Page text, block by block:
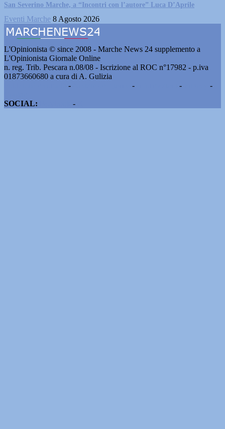
San Severino Marche, a “Incontri con l’autore” Luca D’Aprile
Eventi Marche 8 Agosto 2026
L'Opinionista © since 2008 - Marche News 24 supplemento a
L'Opinionista Giornale Online
n. reg. Trib. Pescara n.08/08 - Iscrizione al ROC n°17982 - p.iva
01873660680 a cura di A. Gulizia
- - -
-
SOCIAL:
-